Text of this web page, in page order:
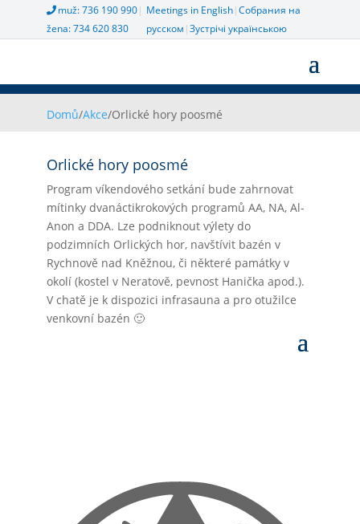
muž: 736 190 990|
žena: 734 620 830
Meetings in English|Собрания на
русском |Зустрічі українською
Domů/Akce/Orlické hory poosmé
Orlické hory poosmé
Program víkendového setkání bude zahrnovat
mítinky dvanáctikrokových programů AA, NA, Al-
Anon a DDA. Lze podniknout výlety do
podzimních Orlických hor, navštívit bazén v
Rychnově nad Kněžnou, či některé památky v
okolí (kostel v Neratově, pevnost Hanička apod.).
V chatě je k dispozici infrasauna a pro otužilce
venkovní bazén 🙂